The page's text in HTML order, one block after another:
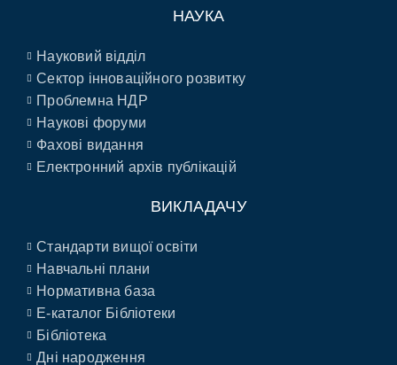
НАУКА
Науковий відділ
Сектор інноваційного розвитку
Проблемна НДР
Наукові форуми
Фахові видання
Електронний архів публікацій
ВИКЛАДАЧУ
Стандарти вищої освіти
Навчальні плани
Нормативна база
E-каталог Бібліотеки
Бібліотека
Дні народження